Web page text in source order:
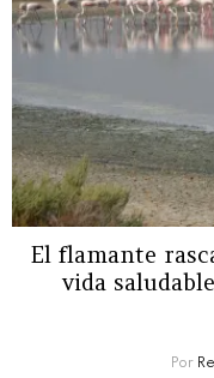
El flamante
vida
Por